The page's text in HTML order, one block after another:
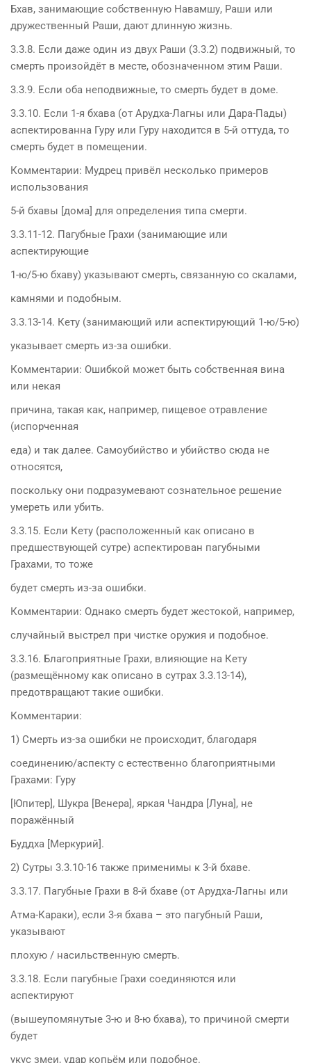
Бхав, занимающие собственную Навамшу, Раши или
дружественный Раши, дают длинную жизнь.
3.3.8. Если даже один из двух Раши (3.3.2) подвижный, то
смерть произойдёт в месте, обозначенном этим Раши.
3.3.9. Если оба неподвижные, то смерть будет в доме.
3.3.10. Если 1-я бхава (от Арудха-Лагны или Дара-Пады)
аспектированна Гуру или Гуру находится в 5-й оттуда, то
смерть будет в помещении.
Комментарии: Мудрец привёл несколько примеров
использования
5-й бхавы [дома] для определения типа смерти.
3.3.11-12. Пагубные Грахи (занимающие или
аспектирующие
1-ю/5-ю бхаву) указывают смерть, связанную со скалами,
камнями и подобным.
3.3.13-14. Кету (занимающий или аспектирующий 1-ю/5-ю)
указывает смерть из-за ошибки.
Комментарии: Ошибкой может быть собственная вина
или некая
причина, такая как, например, пищевое отравление
(испорченная
еда) и так далее. Самоубийство и убийство сюда не
относятся,
поскольку они подразумевают сознательное решение
умереть или убить.
3.3.15. Если Кету (расположенный как описано в
предшествующей сутре) аспектирован пагубными
Грахами, то тоже
будет смерть из-за ошибки.
Комментарии: Однако смерть будет жестокой, например,
случайный выстрел при чистке оружия и подобное.
3.3.16. Благоприятные Грахи, влияющие на Кету
(размещённому как описано в сутрах 3.3.13-14),
предотвращают такие ошибки.
Комментарии:
1) Смерть из-за ошибки не происходит, благодаря
соединению/аспекту с естественно благоприятными
Грахами: Гуру
[Юпитер], Шукра [Венера], яркая Чандра [Луна], не
поражённый
Буддха [Меркурий].
2) Сутры 3.3.10-16 также применимы к 3-й бхаве.
3.3.17. Пагубные Грахи в 8-й бхаве (от Арудха-Лагны или
Атма-Караки), если 3-я бхава – это пагубный Раши,
указывают
плохую / насильственную смерть.
3.3.18. Если пагубные Грахи соединяются или
аспектируют
(вышеупомянутые 3-ю и 8-ю бхава), то причиной смерти
будет
укус змеи, удар копьём или подобное.